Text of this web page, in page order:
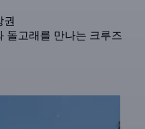
권
돌고래를 만나는 크루즈